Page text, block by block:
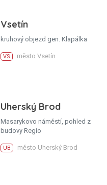
Vsetín
kruhový objezd gen. Klapálka
VS město Vsetín
Uherský Brod
Masarykovo náměstí, pohled z
budovy Regio
UB město Uherský Brod